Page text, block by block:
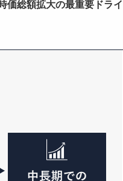
価総額拡大の最重要ドライ